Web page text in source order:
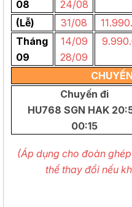
08
24/08
(Lễ)
31/08
Tháng
09
14/09
28/09
Chuyến đi
HU768 SGN HAK
00:15
(Áp dụng cho đoàn
thể thay đổi nếu